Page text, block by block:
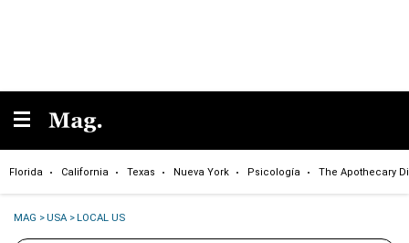
Florida California Texas Nueva York Psicología The Apothecary
MAG >USA >LOCAL US